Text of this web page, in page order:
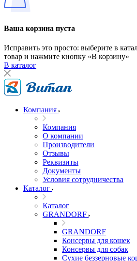
Ваша корзина пуста
Исправить это просто: выберите в
товар и нажмите кнопку «В корзину»
В каталог
Компания
Компания
О компании
Производители
Отзывы
Реквизиты
Документы
Условия сотрудничества
Каталог
Каталог
GRANDORF
GRANDORF
Консервы для кошек
Консервы для собак
Сухие беззерновые